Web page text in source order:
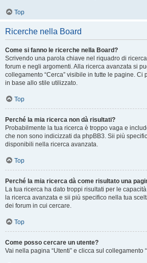
Top
Ricerche nella Board
Come si fanno le ricerche nella Board?
Scrivendo una parola chiave nel riquadro di
forum e negli argomenti. Alla ricerca avanzata si
collegamento “Cerca” visibile in tutte le pagine. Ci
in base allo stile utilizzato.
Top
Perché la mia ricerca non dà risultati?
Probabilmente la tua ricerca è troppo vaga e
che non sono indicizzati da phpBB3. Sii più
disponibili nella ricerca avanzata.
Top
Perché la mia ricerca dà come risultato una
La tua ricerca ha dato troppi risultati per le
la ricerca avanzata e sii più specifico nella tua
dei forum in cui cercare.
Top
Come posso cercare un utente?
Vai nella pagina “Utenti” e clicca sul collegamento